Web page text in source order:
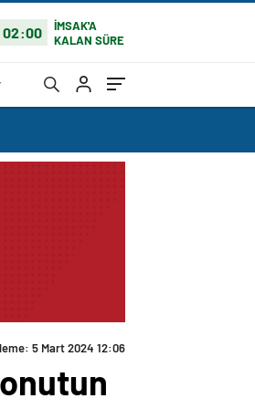
02:00
İMSAK'A
KALAN SÜRE
5 Mart 2024 12:06